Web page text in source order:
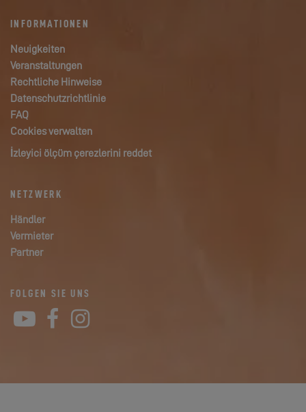
INFORMATIONEN
Neuigkeiten
Veranstaltungen
Rechtliche Hinweise
Datenschutzrichtlinie
FAQ
Cookies verwalten
İzleyici ölçüm çerezlerini reddet
NETZWERK
Händler
Vermieter
Partner
FOLGEN SIE UNS
YouTube
Facebook
Instagram